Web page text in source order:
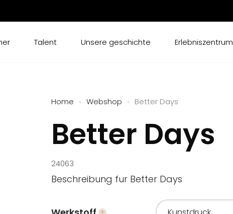
Talent Unsere geschichte Erlebniszentrum
Home » Webshop » Better Days
Better Days
24063
Beschreibung fur Better Days